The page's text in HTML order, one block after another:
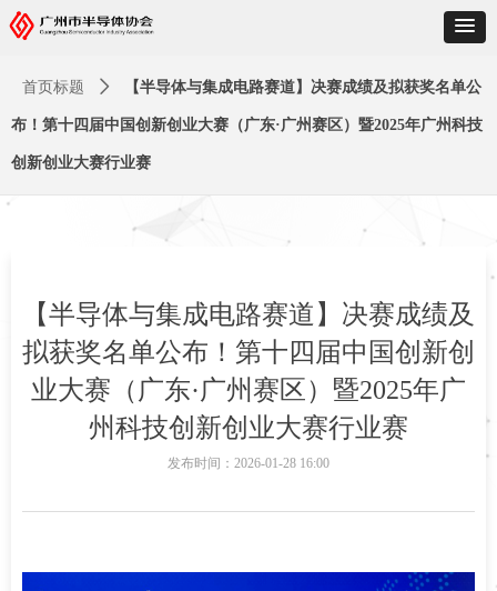
【半导体与集成电路赛道】决赛成绩及
拟获奖名单公布！第十四届中国创新创
业大赛（广东·广州赛区）暨2025年广
州科技创新创业大赛行业赛
发布时间： 2026-01-28 16:00
首页标题 ꄲ 【半导体与集成电路赛道】决赛成绩及拟获奖名单公
布！第十四届中国创新创业大赛（广东·广州赛区）暨2025年广州科技
创新创业大赛行业赛